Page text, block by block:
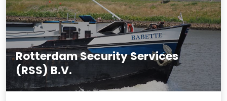
Rotterdam Security Services
(RSS) B.V.